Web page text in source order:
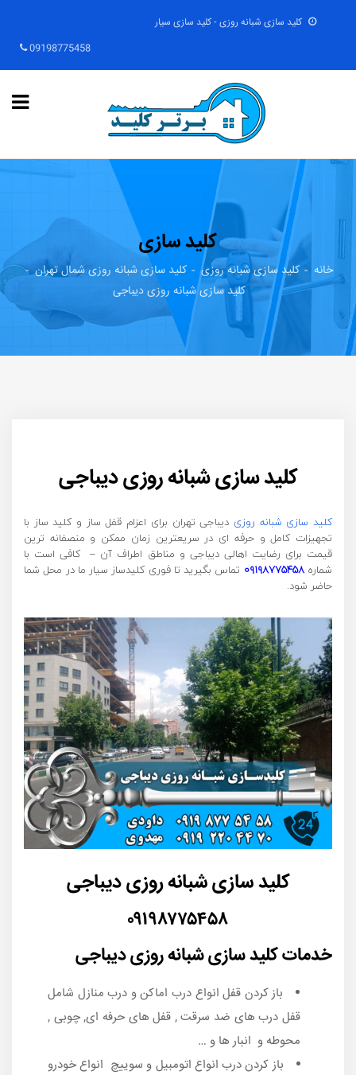
کلید سازی شبانه روزی - کلید سازی سیار
09198775458
کلید سازی
خانه کلید سازی شبانه روزی
کلید سازی شبانه روزی شمال تهران
کلید سازی شبانه روزی دیباجی
کلید سازی شبانه روزی دیباجی
کلید سازی شبانه روزی دیباجی تهران برای اعزام قفل ساز و کلید ساز با
تجهیزات کامل و حرفه ای در سریعترین زمان ممکن و منصفانه ترین
قیمت برای رضایت اهالی دیباجی و مناطق اطراف آن – کافی است با
شماره۰۹۱۹۸۷۷۵۴۵۸ تماس بگیرید تا فوری کلیدساز سیار ما در محل شما
حاضر شود.
کلید سازی شبانه روزی دیباجی
۰۹۱۹۸۷۷۵۴۵۸
خدمات کلید سازی شبانه روزی دیباجی
باز کردن قفل انواع درب اماکن و درب منازل شامل
قفل درب های ضد سرقت , قفل های حرفه ای, چوبی ,
محوطه و انبار ها و …
باز کردن درب انواع اتومبیل و سوییچ انواع خودرو